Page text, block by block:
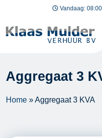
Ga naar inhoud Vandaag:
Aggregaat 3
Home »Aggregaat 3 KVA